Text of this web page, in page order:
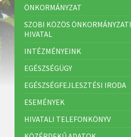
ÖNKORMÁNYZAT
SZOBI KÖZÖS ÖNKORMÁNYZATI
HIVATAL
INTÉZMÉNYEINK
EGÉSZSÉGÜGY
EGÉSZSÉGFEJLESZTÉSI IRODA
ESEMÉNYEK
HIVATALI TELEFONKÖNYV